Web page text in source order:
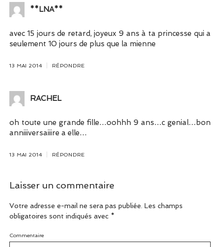
**LNA**
avec 15 jours de retard, joyeux 9 ans à ta princesse qui a
seulement 10 jours de plus que la mienne
13 MAI 2014 RÉPONDRE
RACHEL
oh toute une grande fille…oohhh 9 ans…c genial…bon
anniiiversaiiire a elle…
13 MAI 2014 RÉPONDRE
Laisser un commentaire
Votre adresse e-mail ne sera pas publiée. Les champs
obligatoires sont indiqués avec *
Commentaire